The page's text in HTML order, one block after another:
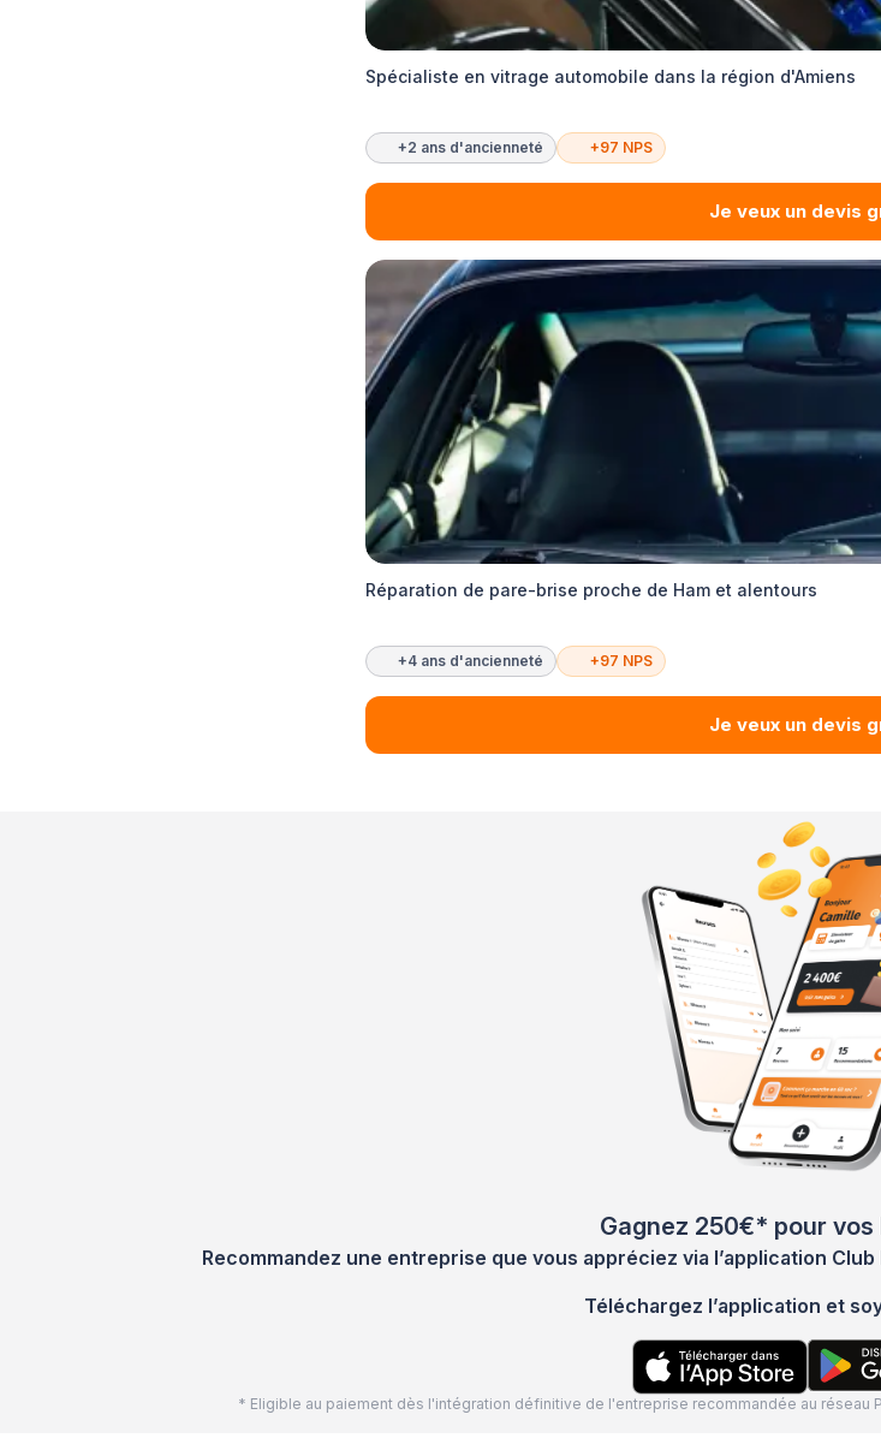
Spécialiste en vitrage automobile dans la région d'Amiens
+2 ans d'ancienneté +97 NPS
Je veux un devis
Réparation de pare-brise proche de Ham et alentours
+4 ans d'ancienneté +97 NPS
Je veux un devis
Gagnez 250€* pour vos
Recommandez une entreprise que vous appréciez via l’application Club
Téléchargez l’application et
* Eligible au paiement dès l'intégration définitive de l'entreprise recommandée au réseau